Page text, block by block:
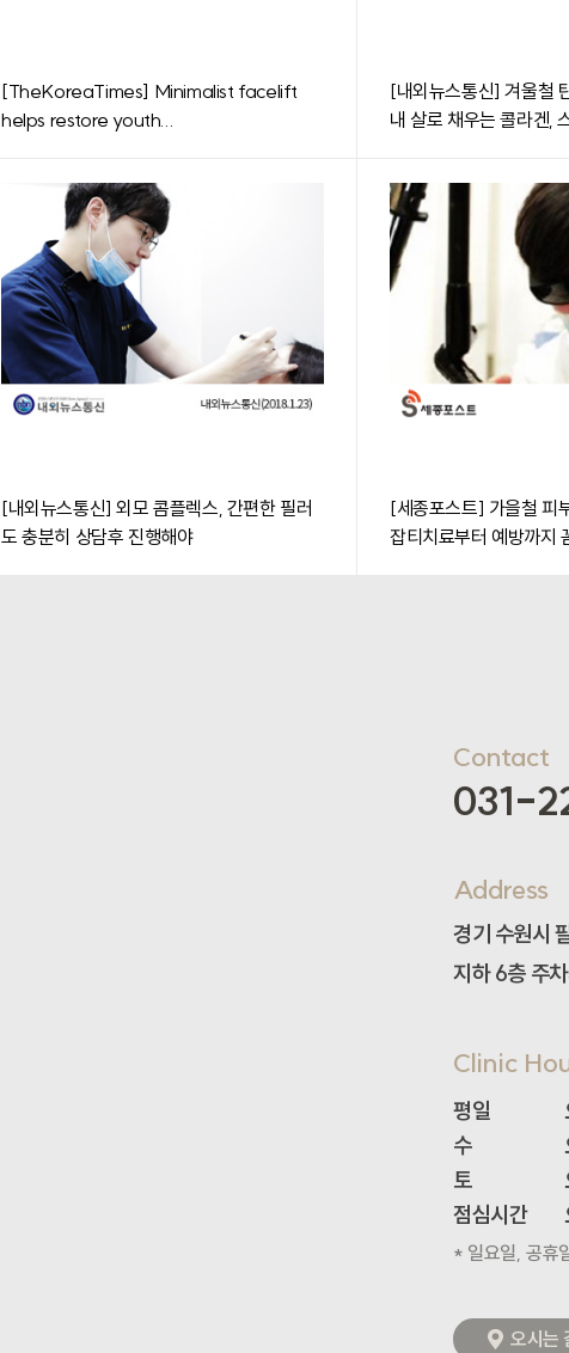
[TheKoreaTimes] Minimalist facelift
helps restore youth...
[내외뉴스통신] 겨울철
내 살로 채우는 콜라겐,
[내외뉴스통신] 외모 콤플렉스, 간편한 필러
도 충분히 상담후 진행해야
[세종포스트] 가을철 피
잡티치료부터 예방까지
Contact
031-
Address
경기 수원시
지하 6층 주
Clinic
평일
수
토
점심시간
* 일요일, 공휴
오시는